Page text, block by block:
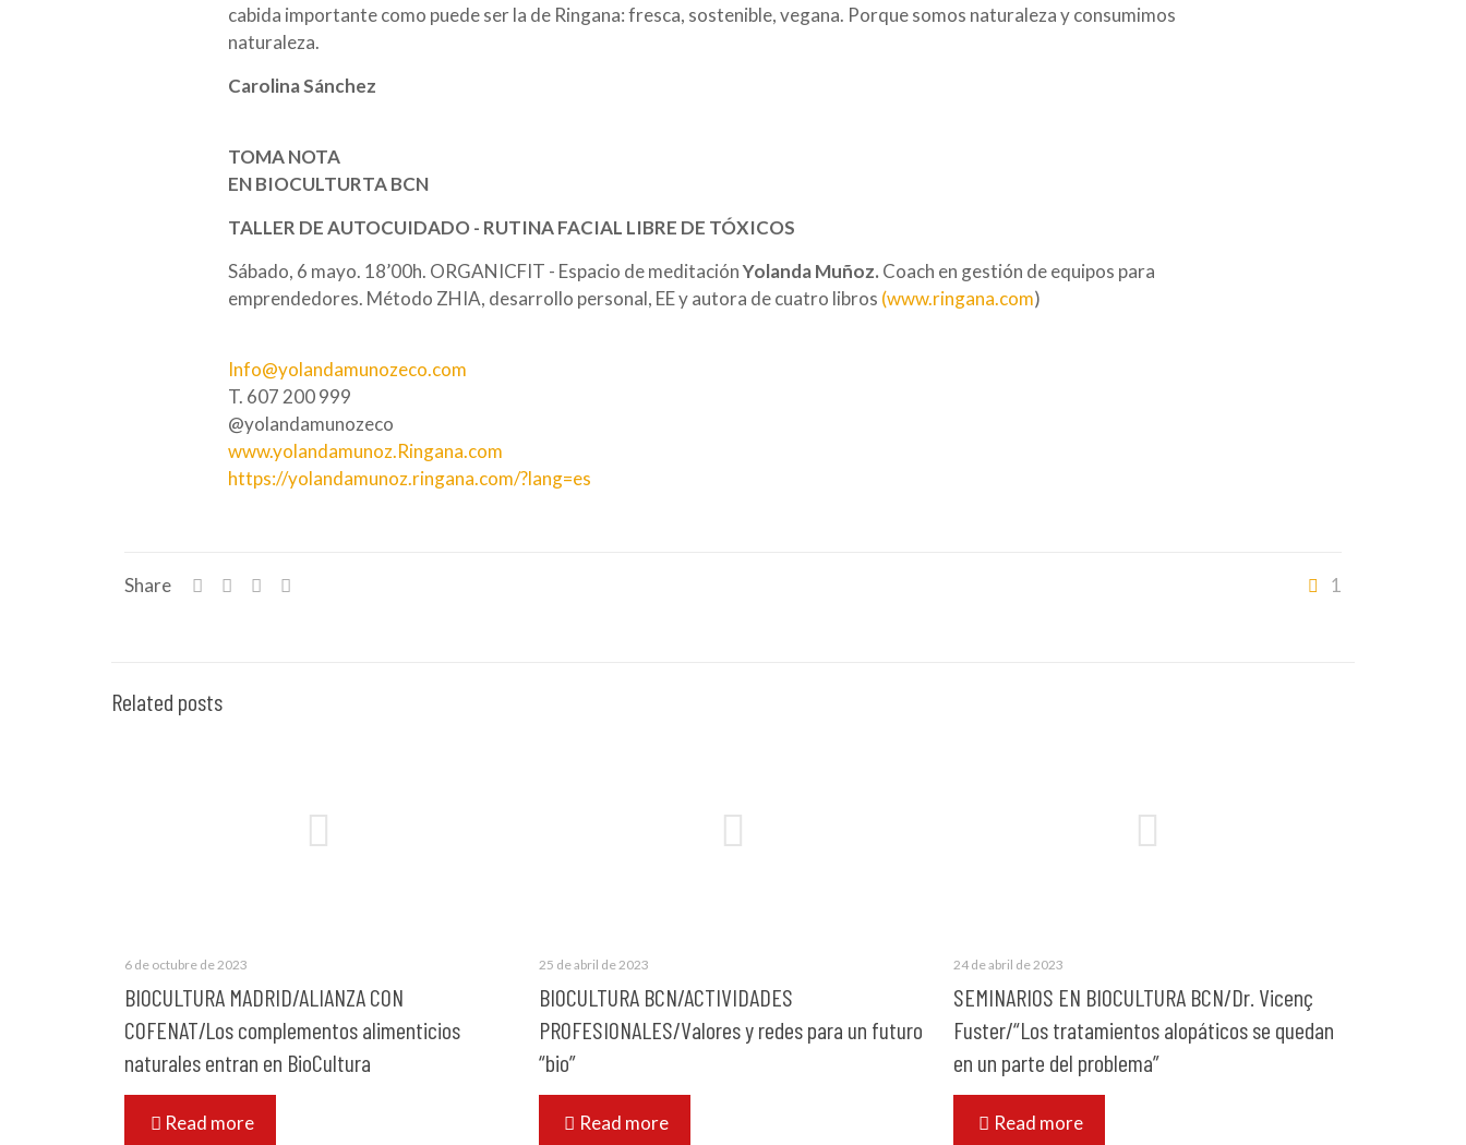
cabida importante como puede ser la de Ringana: fresca, sostenible, vegana. Porque somos naturaleza y consumimos
naturaleza.
Carolina Sánchez
TOMA NOTA
EN BIOCULTURTA BCN
TALLER DE AUTOCUIDADO - RUTINA FACIAL LIBRE DE TÓXICOS
Sábado, 6 mayo. 18’00h. ORGANICFIT - Espacio de meditaciónYolanda Muñoz. Coach en gestión de equipos para
emprendedores. Método ZHIA, desarrollo personal, EE y autora de cuatro libros (www.ringana.com)
Info@yolandamunozeco.com
T. 607 200 999
@yolandamunozeco
www.yolandamunoz.Ringana.com
https://yolandamunoz.ringana.com/?lang=es
Share 1
Related posts
6 de octubre de 2023
BIOCULTURA MADRID/ALIANZA CON
COFENAT/Los complementos alimenticios
naturales entran en BioCultura
Read more
25 de abril de 2023
BIOCULTURA BCN/ACTIVIDADES
PROFESIONALES/Valores y redes para un futuro
“bio”
Read more
24 de abril de 2023
SEMINARIOS EN BIOCULTURA BCN/Dr. Vicenç
Fuster/“Los tratamientos alopáticos se quedan
en un parte del problema”
Read more